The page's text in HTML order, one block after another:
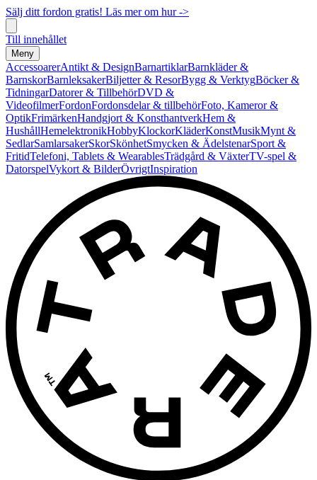
Sälj ditt fordon gratis! Läs mer om hur ->
Till innehållet
Meny
AccessoarerAntikt & DesignBarnartiklarBarnkläder &
BarnskorBarnleksakerBiljetter & ResorBygg & VerktygBöcker &
TidningarDatorer & TillbehörDVD &
VideofilmerFordonFordonsdelar & tillbehörFoto, Kameror &
OptikFrimärkenHandgjort & KonsthantverkHem &
HushållHemelektronikHobbyKlockorKläderKonstMusikMynt &
SedlarSamlarsakerSkorSkönhetSmycken & ÄdelstenarSport &
FritidTelefoni, Tablets & WearablesTrädgård & VäxterTV-spel &
DatorspelVykort & BilderÖvrigtInspiration